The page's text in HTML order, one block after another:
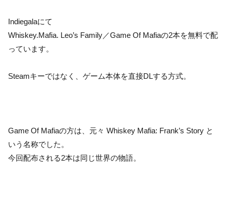
Indiegalaにて
Whiskey.Mafia. Leo’s Family／Game Of Mafiaの2本を無料で配
っています。
Steamキーではなく、ゲーム本体を直接DLする方式。
Game Of Mafiaの方は、元々 Whiskey Mafia: Frank’s Story と
いう名称でした。
今回配布される2本は同じ世界の物語。